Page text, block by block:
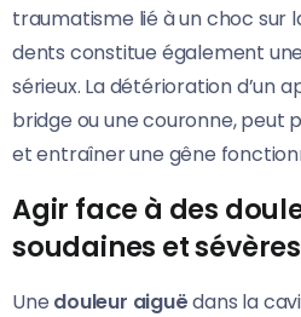
traumatisme lié à un choc sur
dents constitue également
sérieux. La détérioration d’un
bridge ou une couronne, peut
et entraîner une gêne
Agir face à des
soudaines et sévères
Une douleur aiguëdans la